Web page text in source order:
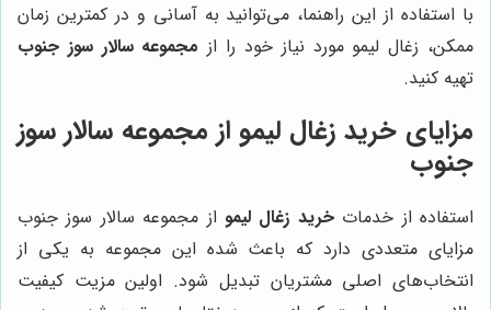
با استفاده از این راهنما، می‌توانید به آسانی و در کمترین زمان
ممکن، زغال لیمو مورد نیاز خود را از مجموعه سالار سوز جنوب
تهیه کنید.
مزایای خرید زغال لیمو از مجموعه سالار سوز
جنوب
استفاده از خدماتخرید زغال لیمو از مجموعه سالار سوز جنوب
مزایای متعددی دارد که باعث شده این مجموعه به یکی از
انتخاب‌های اصلی مشتریان تبدیل شود. اولین مزیت کیفیت